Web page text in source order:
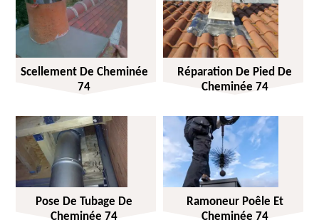
Scellement De Cheminée
74
Réparation De Pied De
Cheminée 74
Pose De Tubage De
Cheminée 74
Ramoneur Poêle Et
Cheminée 74